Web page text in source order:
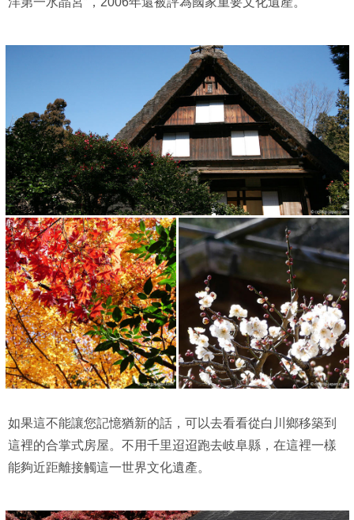
如果這不能讓您記憶猶新的話，可以去看看從白川鄉移築到
這裡的合掌式房屋。不用千里迢迢跑去岐阜縣，在這裡一樣
能夠近距離接觸這一世界文化遺產。